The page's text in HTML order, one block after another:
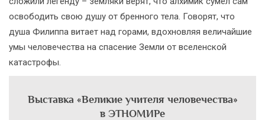
освободить свою душу от бренного тела. Говорят, что
душа Филиппа витает над горами, вдохновляя величайшие
умы человечества на спасение Земли от вселенской
катастрофы.
Выставка «Великие учителя человечества»
в ЭТНОМИРе